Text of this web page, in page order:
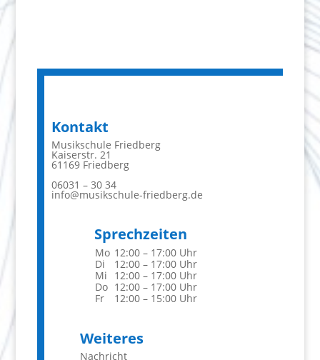
Kontakt
Musikschule Friedberg
Kaiserstr. 21
61169 Friedberg
06031 – 30 34
info@musikschule-friedberg.de
Sprechzeiten
Mo 12:00 – 17:00 Uhr
Di
12:00 – 17:00 Uhr
Mi
12:00 – 17:00 Uhr
Do 12:00 – 17:00 Uhr
Fr
12:00 – 15:00 Uhr
Weiteres
Nachricht